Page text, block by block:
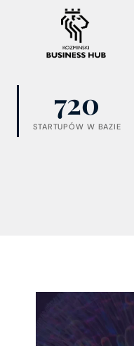
720
STARTUPÓW W BAZIE